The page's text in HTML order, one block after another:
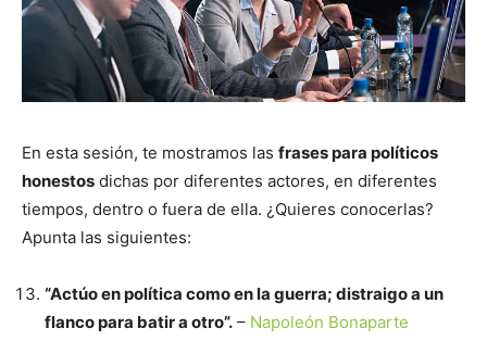
En esta sesión, te mostramos las frases para políticos
honestos dichas por diferentes actores, en diferentes
tiempos, dentro o fuera de ella. ¿Quieres conocerlas?
Apunta las siguientes:
“Actúo en política como en la guerra; distraigo a un
flanco para batir a otro”. – Napoleón Bonaparte